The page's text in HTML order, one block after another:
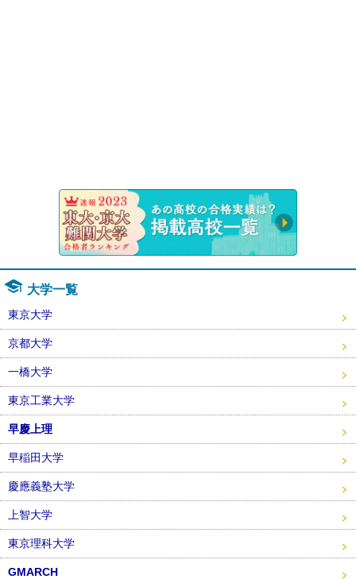
大学一覧
東京大学
京都大学
一橋大学
東京工業大学
早慶上理
早稲田大学
慶應義塾大学
上智大学
東京理科大学
GMARCH